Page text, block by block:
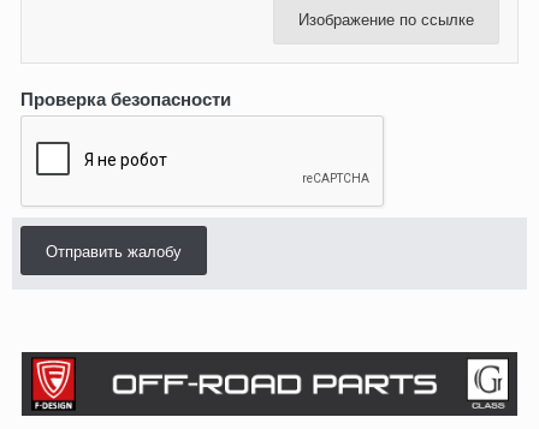
Изображение по ссылке
Проверка безопасности
Отправить жалобу